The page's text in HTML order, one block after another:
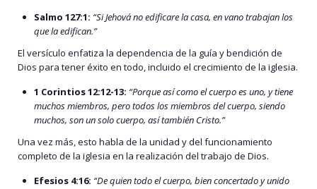
Salmo 127:1: “Si Jehová no edificare la casa, en vano trabajan los
que la edifican.”
El versículo enfatiza la dependencia de la guía y bendición de
Dios para tener éxito en todo, incluido el crecimiento de la iglesia.
1 Corintios 12:12-13: “Porque así como el cuerpo es uno, y tiene
muchos miembros, pero todos los miembros del cuerpo, siendo
muchos, son un solo cuerpo, así también Cristo.”
Una vez más, esto habla de la unidad y del funcionamiento
completo de la iglesia en la realización del trabajo de Dios.
Efesios 4:16: “De quien todo el cuerpo, bien concertado y unido